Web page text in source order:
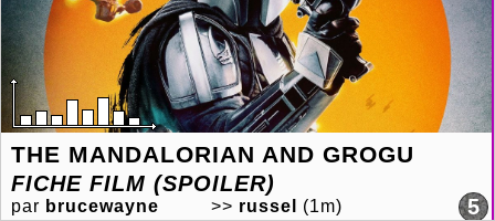
5
THE MANDALORIAN AND GROGU
FICHE FILM (SPOILER)
par brucewayne >> russel (1m)